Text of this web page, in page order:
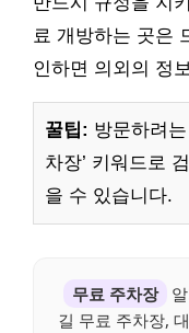
료 개방하는 곳은
인하면 의외의 정
꿀팁: 방문하려는
차장’ 키워드로
을 수 있습니다.
무료 주차장
길 무료 주차장,